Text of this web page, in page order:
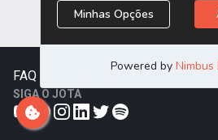
FAQ Trabalhe
SIGA O JOTA